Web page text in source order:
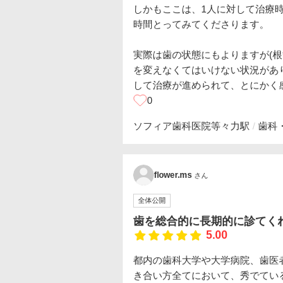
しかもここは、1人に対して治療
時間とってみてくださります。
実際は歯の状態にもよりますが(
を変えなくてはいけない状況が
して治療が進められて、とにかく
0
ソフィア歯科医院等々力駅 歯科
flower.ms さん
全体公開
歯を総合的に長期的に診てく
5.00
都内の歯科大学や大学病院、歯
き合い方全てにおいて、秀でてい